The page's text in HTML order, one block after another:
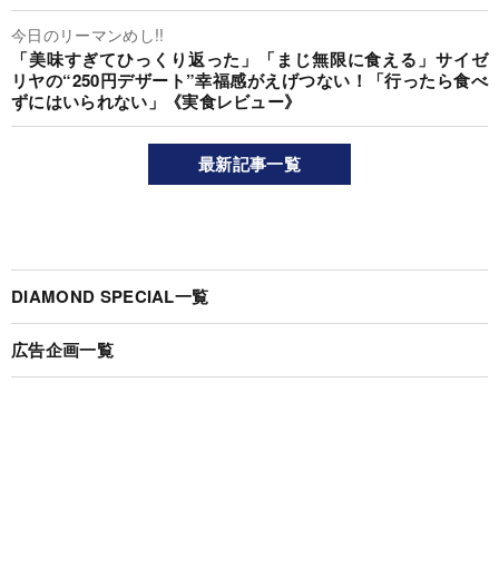
今日のリーマンめし!!
「美味すぎてひっくり返った」「まじ無限に食える」サイゼ
リヤの“250円デザート”幸福感がえげつない！「行ったら食べ
ずにはいられない」《実食レビュー》
最新記事一覧
DIAMOND SPECIAL一覧
広告企画一覧